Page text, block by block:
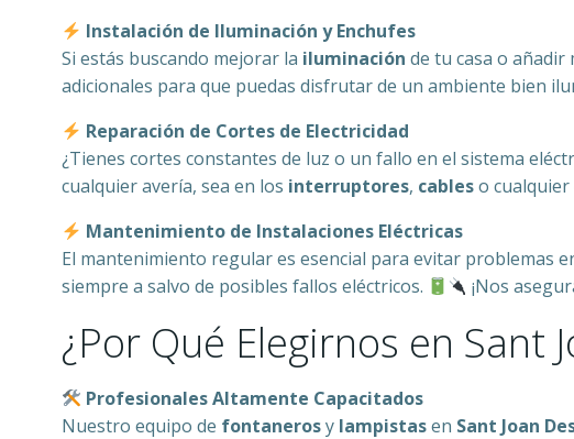
Instalación de Iluminación y Enchufes
Si estás buscando mejorar la iluminación de tu casa o añadir
adicionales para que puedas disfrutar de un ambiente bien
Reparación de Cortes de Electricidad
¿Tienes cortes constantes de luz o un fallo en el sistema
cualquier avería, sea en los interruptores, cableso
Mantenimiento de Instalaciones Eléctricas
El mantenimiento regular es esencial para evitar problemas
siempre a salvo de posibles fallos eléctricos.
¡Nos
¿Por Qué Elegirnos en Sant
Profesionales Altamente Capacitados
Nuestro equipo de fontanerosy lampistasen Sant Joan